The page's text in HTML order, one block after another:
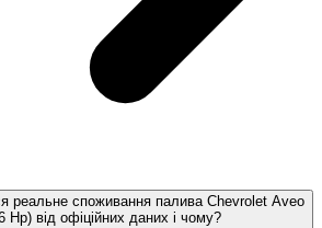
реальне споживання палива Chevrolet Aveo
Hp) від офіційних даних і чому?